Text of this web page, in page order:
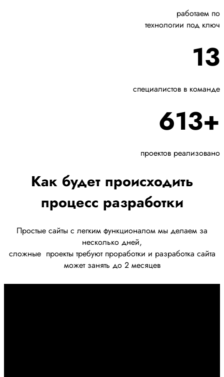
работаем по
технологии под ключ
13
специалистов в команде
613+
проектов реализовано
Как будет происходить
процесс разработки
Простые сайты с легким функционалом мы делаем за
несколько дней,
сложные проекты требуют проработки и разработка сайта
может занять до 2 месяцев